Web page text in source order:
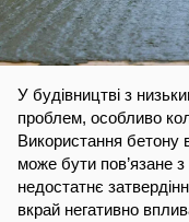
У будівництві з
проблем, особливо
Використання бетону
може бути пов’язане
недостатнє
вкрай негативно